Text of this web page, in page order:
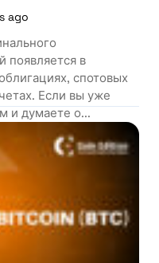
ago
появляется в
спотовых
Если вы уже
и думаете о...